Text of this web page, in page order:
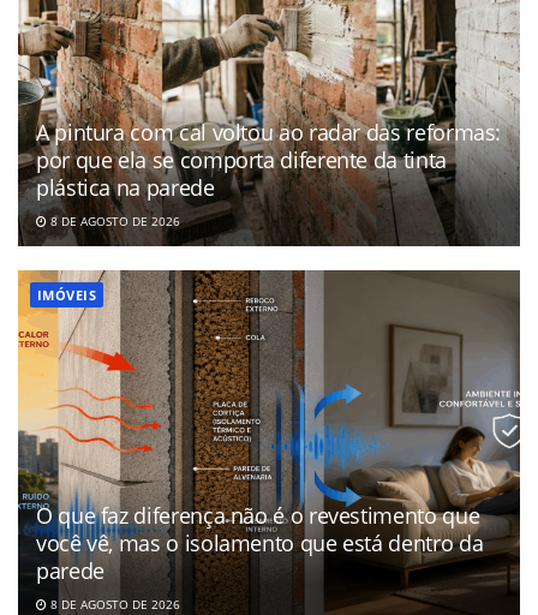
A pintura com cal voltou ao radar das reformas:
por que ela se comporta diferente da tinta
plástica na parede
8 DE AGOSTO DE 2026
IMÓVEIS
O que faz diferença não é o revestimento que
você vê, mas o isolamento que está dentro da
parede
8 DE AGOSTO DE 2026